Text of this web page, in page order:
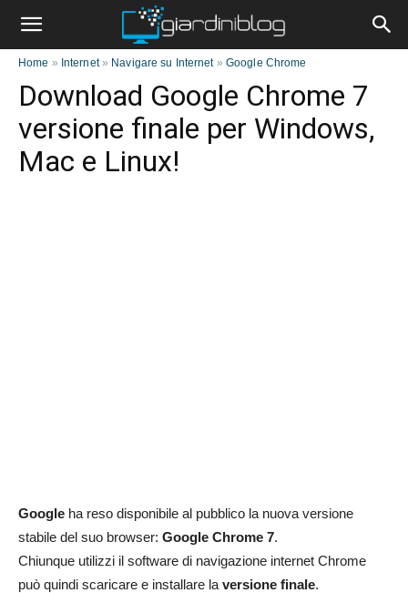
Home » Internet» Navigare su Internet» Google Chrome
Download Google Chrome 7
versione finale per Windows,
Mac e Linux!
Google ha reso disponibile al pubblico la nuova versione
stabile del suo browser: Google Chrome 7.
Chiunque utilizzi il software di navigazione internet Chrome
può quindi scaricare e installare la versione finale.